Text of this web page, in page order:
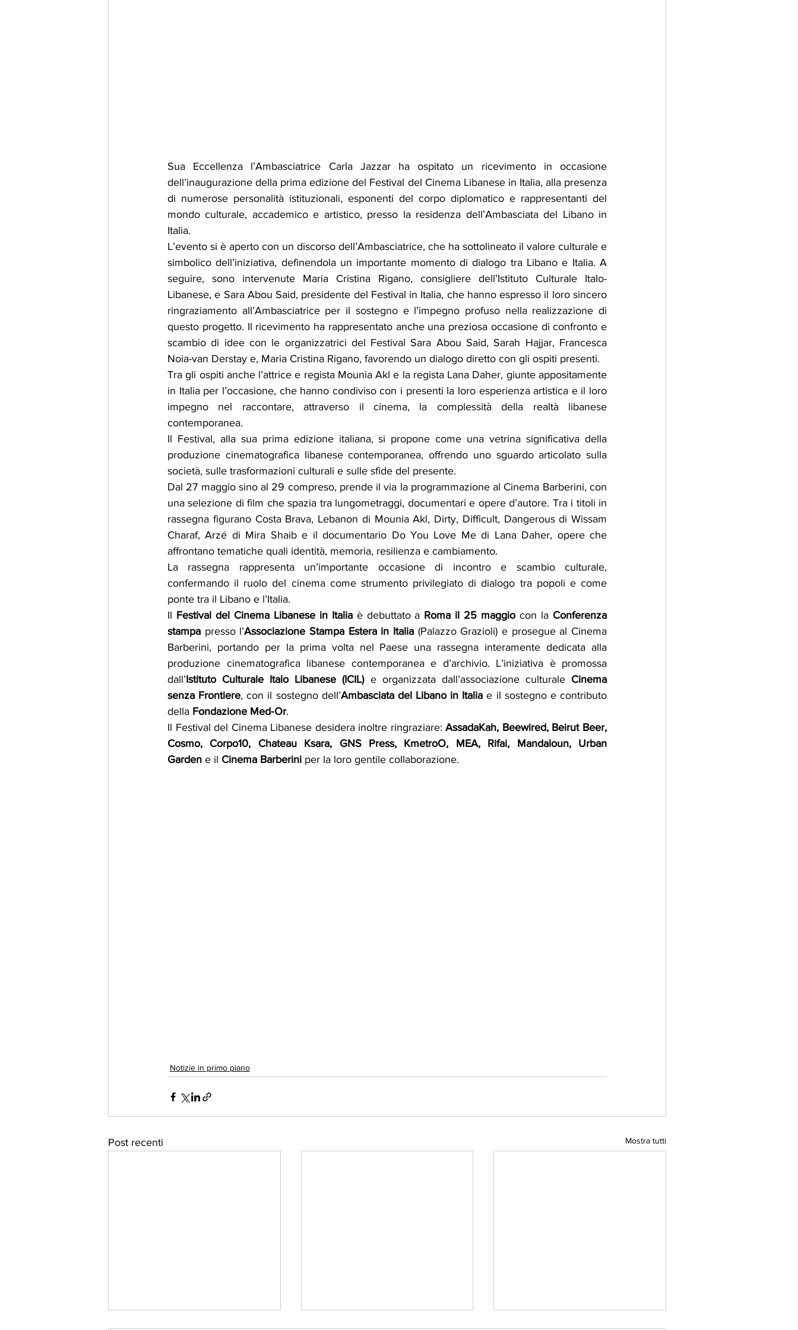
Sua Eccellenza l’Ambasciatrice Carla Jazzar ha ospitato un ricevimento in occasione
dell’inaugurazione della prima edizione del Festival del Cinema Libanese in Italia, alla presenza
di numerose personalità istituzionali, esponenti del corpo diplomatico e rappresentanti del
mondo culturale, accademico e artistico, presso la residenza dell’Ambasciata del Libano in
Italia.
L’evento si è aperto con un discorso dell’Ambasciatrice, che ha sottolineato il valore culturale e
simbolico dell’iniziativa, definendola un importante momento di dialogo tra Libano e Italia. A
seguire, sono intervenute Maria Cristina Rigano, consigliere dell’Istituto Culturale Italo-
Libanese, e Sara Abou Said, presidente del Festival in Italia, che hanno espresso il loro sincero
ringraziamento all’Ambasciatrice per il sostegno e l’impegno profuso nella realizzazione di
questo progetto. Il ricevimento ha rappresentato anche una preziosa occasione di confronto e
scambio di idee con le organizzatrici del Festival Sara Abou Said, Sarah Hajjar, Francesca
Noia-van Derstay e, Maria Cristina Rigano, favorendo un dialogo diretto con gli ospiti presenti.
Tra gli ospiti anche l’attrice e regista Mounia Akl e la regista Lana Daher, giunte appositamente
in Italia per l’occasione, che hanno condiviso con i presenti la loro esperienza artistica e il loro
impegno nel raccontare, attraverso il cinema, la complessità della realtà libanese
contemporanea.
Il Festival, alla sua prima edizione italiana, si propone come una vetrina significativa della
produzione cinematografica libanese contemporanea, offrendo uno sguardo articolato sulla
società, sulle trasformazioni culturali e sulle sfide del presente.
Dal 27 maggio sino al 29 compreso, prende il via la programmazione al Cinema Barberini, con
una selezione di film che spazia tra lungometraggi, documentari e opere d’autore. Tra i titoli in
rassegna figurano Costa Brava, Lebanon di Mounia Akl, Dirty, Difficult, Dangerous di Wissam
Charaf, Arzé di Mira Shaib e il documentario Do You Love Me di Lana Daher, opere che
affrontano tematiche quali identità, memoria, resilienza e cambiamento.
La rassegna rappresenta un’importante occasione di incontro e scambio culturale,
confermando il ruolo del cinema come strumento privilegiato di dialogo tra popoli e come
ponte tra il Libano e l’Italia.
Il Festival del Cinema Libanese in Italia è debuttato a Roma il 25 maggio con la Conferenza
stampa presso l’Associazione Stampa Estera in Italia (Palazzo Grazioli) e prosegue al Cinema
Barberini, portando per la prima volta nel Paese una rassegna interamente dedicata alla
produzione cinematografica libanese contemporanea e d’archivio. L’iniziativa è promossa
dall’Istituto Culturale Italo Libanese (ICIL) e organizzata dall’associazione culturale Cinema
senza Frontiere, con il sostegno dell’Ambasciata del Libano in Italia e il sostegno e contributo
della Fondazione Med‑Or.
Il Festival del Cinema Libanese desidera inoltre ringraziare: AssadaKah, Beewired, Beirut Beer,
Cosmo, Corpo10, Chateau Ksara, GNS Press, KmetroO, MEA, Rifai, Mandaloun, Urban
Garden e il Cinema Barberini per la loro gentile collaborazione.
Notizie in primo piano
Post recenti Mostra tutti